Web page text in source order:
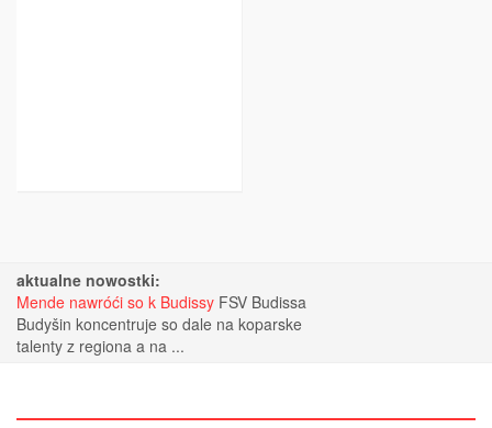
aktualne nowostki:
Mende nawróći so k Budissy FSV Budissa
Budyšin koncentruje so dale na koparske
talenty z regiona a na ...